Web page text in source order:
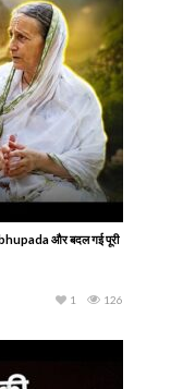
और बदल गई पूरी
126
1